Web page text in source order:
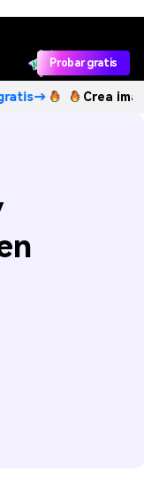
Probar gratis
Crea imágenes IA